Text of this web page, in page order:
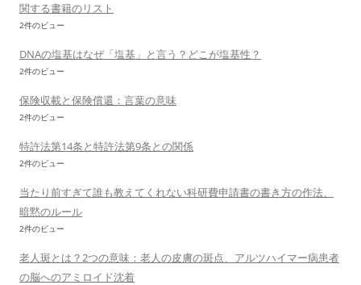
関する書籍のリスト
2件のビュー
DNAの塩基はなぜ「塩基」と言う？どこが塩基性？
2件のビュー
保険収載と保険償還：言葉の意味
2件のビュー
特許法第14条と特許法第9条との関係
2件のビュー
当たり前すぎて誰も教えてくれない科研費申請書の書き方の作法、
暗黙のルール
2件のビュー
老人斑とは？2つの意味：老人の皮膚の斑点、アルツハイマー病患者
の脳へのアミロイド沈着